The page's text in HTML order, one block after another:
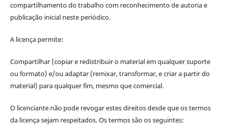
compartilhamento do trabalho com reconhecimento de autoria e
publicação inicial neste periódico.
A licença permite:
Compartilhar (copiar e redistribuir o material em qualquer suporte
ou formato) e/ou adaptar (remixar, transformar, e criar a partir do
material) para qualquer fim, mesmo que comercial.
O licenciante não pode revogar estes direitos desde que os termos
da licença sejam respeitados. Os termos são os seguintes: